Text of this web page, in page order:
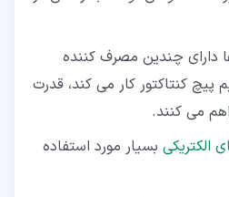
دارای چندین مصرف کننده
کنتاکتور کار می کند، قدرت
می کنند.
الکتریکی بسیار مورد استفاده